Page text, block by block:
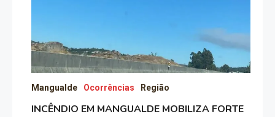
Mangualde Ocorrências Região
INCÊNDIO EM MANGUALDE MOBILIZA FORTE